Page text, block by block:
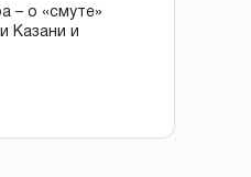
– о «смуте»
Казани и